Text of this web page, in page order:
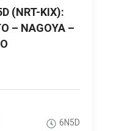
(NRT-KIX):
– NAGOYA –
6N5D